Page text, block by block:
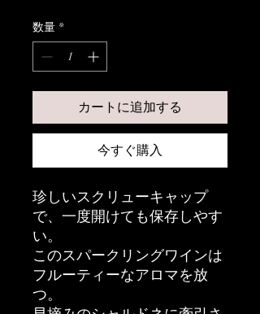
数量 *
カートに追加する
今すぐ購入
珍しいスクリューキャップ
で、一度開けても保存しやす
い。
このスパークリングワインは
フルーティーなアロマを放
つ。